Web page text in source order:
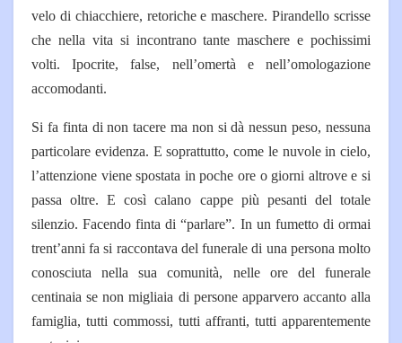
velo di chiacchiere, retoriche e maschere. Pirandello scrisse
che nella vita si incontrano tante maschere e pochissimi
volti. Ipocrite, false, nell’omertà e nell’omologazione
accomodanti.
Si fa finta di non tacere ma non si dà nessun peso, nessuna
particolare evidenza. E soprattutto, come le nuvole in cielo,
l’attenzione viene spostata in poche ore o giorni altrove e si
passa oltre. E così calano cappe più pesanti del totale
silenzio. Facendo finta di “parlare”. In un fumetto di ormai
trent’anni fa si raccontava del funerale di una persona molto
conosciuta nella sua comunità, nelle ore del funerale
centinaia se non migliaia di persone apparvero accanto alla
famiglia, tutti commossi, tutti affranti, tutti apparentemente